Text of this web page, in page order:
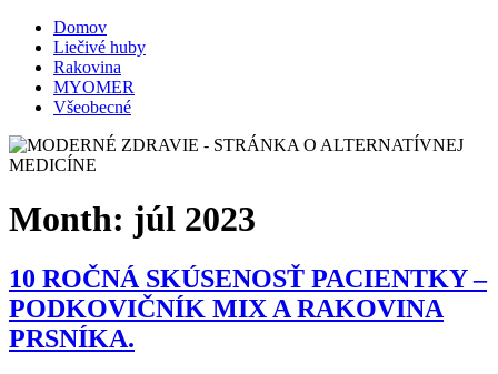
Domov
Liečivé huby
Rakovina
MYOMER
Všeobecné
Month: júl 2023
10 ROČNÁ SKÚSENOSŤ PACIENTKY –
PODKOVIČNÍK MIX A RAKOVINA
PRSNÍKA.